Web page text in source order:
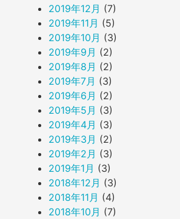
2019年12月 (7)
2019年11月 (5)
2019年10月 (3)
2019年9月 (2)
2019年8月 (2)
2019年7月 (3)
2019年6月 (2)
2019年5月 (3)
2019年4月 (3)
2019年3月 (2)
2019年2月 (3)
2019年1月 (3)
2018年12月 (3)
2018年11月 (4)
2018年10月 (7)